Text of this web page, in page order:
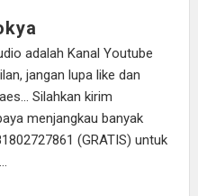
adalah Kanal Youtube
jangan lupa like dan
Silahkan kirim
menjangkau banyak
(GRATIS) untuk